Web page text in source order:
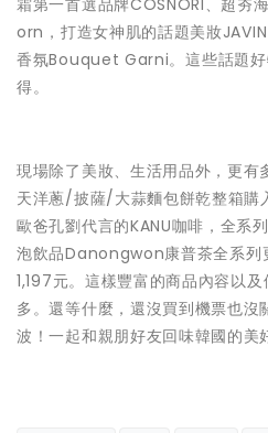
霜第一首選品牌COSNORI、超夯
orn，打造女神肌的話題美妝
香氛Bouquet Garni。這些話題好
得。
現場除了美妝、生活用品外，更有
天洋蔥/披薩/大蒜麵包餅乾整箱購
歐爸孔劉代言的KANU咖啡，全系
泡飲品Danongwon康普茶全系列
1,197元。這樣豐富的商品內容以
多。還等什麼，還沒買到機票也沒
波！一起和親朋好友回味韓國的美